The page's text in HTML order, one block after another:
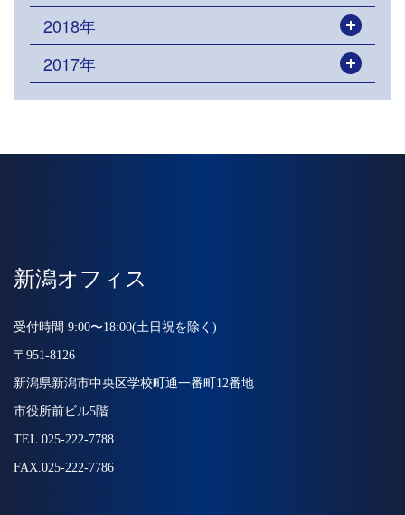
2018年
2017年
新潟オフィス
受付時間 9:00〜18:00(土日祝を除く)
〒951-8126
新潟県新潟市中央区学校町通一番町12番地
市役所前ビル5階
TEL.025-222-7788
FAX.025-222-7786